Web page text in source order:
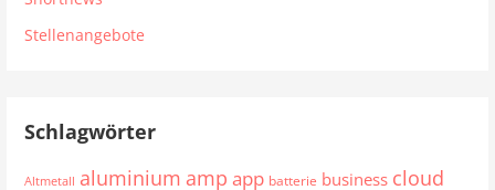
Stellenangebote
Schlagwörter
Altmetall aluminium amp app batterie business cloud